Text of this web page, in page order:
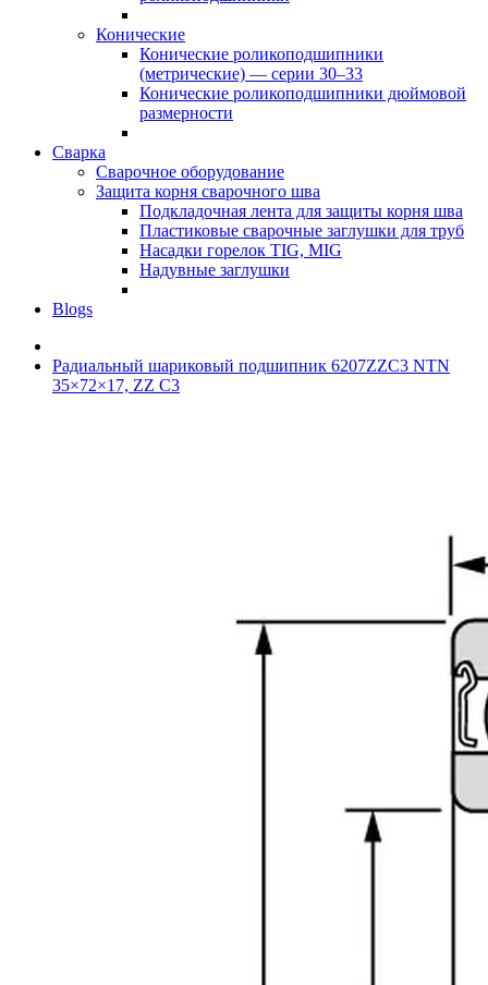
Конические
Конические роликоподшипники
(метрические) — серии 30–33
Конические роликоподшипники дюймовой
размерности
Сварка
Сварочное оборудование
Защита корня сварочного шва
Подкладочная лента для защиты корня шва
Пластиковые сварочные заглушки для труб
Насадки горелок TIG, MIG
Надувные заглушки
Blogs
Радиальный шариковый подшипник 6207ZZC3 NTN
35×72×17, ZZ C3